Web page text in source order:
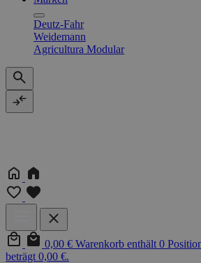
Deutz-Fahr
Weidemann
Agricultura Modular
0,00 € Warenkorb enthält 0
beträgt 0,00 €.